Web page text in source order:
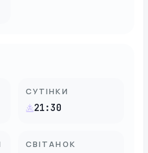
СУТІНКИ
21:30
СВІТАНОК